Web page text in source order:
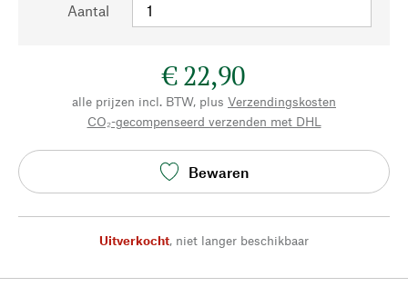
Aantal
€ 22,90
alle prijzen incl. BTW, plus Verzendingskosten
CO₂-gecompenseerd verzenden met DHL
Bewaren
Uitverkocht, niet langer beschikbaar